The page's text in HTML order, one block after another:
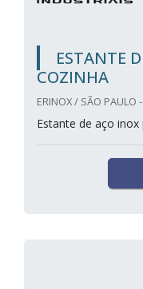
ESTANTE
COZINHA
ERINOX / SÃO PAULO
Estante de aço inox